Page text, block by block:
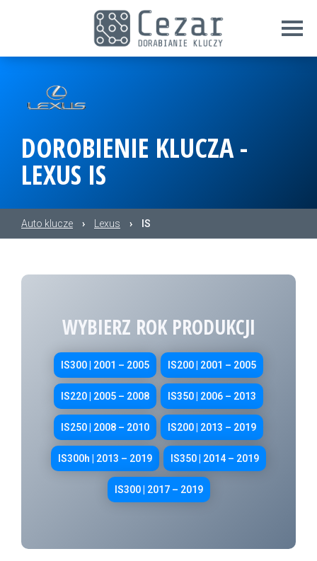
DOROBIENIE KLUCZA -
LEXUS IS
Auto klucze › Lexus › IS
WYBIERZ ROK PRODUKCJI
IS300 | 2001 – 2005 IS200 | 2001 – 2005
IS220 | 2005 – 2008 IS350 | 2006 – 2013
IS250 | 2008 – 2010 IS200 | 2013 – 2019
IS300h | 2013 – 2019 IS350 | 2014 – 2019
IS300 | 2017 – 2019